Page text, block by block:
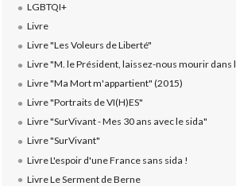
LGBTQI+
Livre
Livre "Les Voleurs de Liberté"
Livre "M. le Président, laissez-nous mourir dans l
Livre "Ma Mort m'appartient" (2015)
Livre "Portraits de VI(H)ES"
Livre "SurVivant - Mes 30 ans avec le sida"
Livre "SurVivant"
Livre L'espoir d'une France sans sida !
Livre Le Serment de Berne